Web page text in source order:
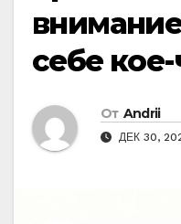
себе
От Andrii
ДЕК 30,